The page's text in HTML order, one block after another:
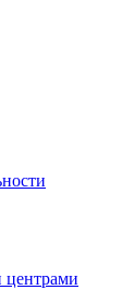
центрами